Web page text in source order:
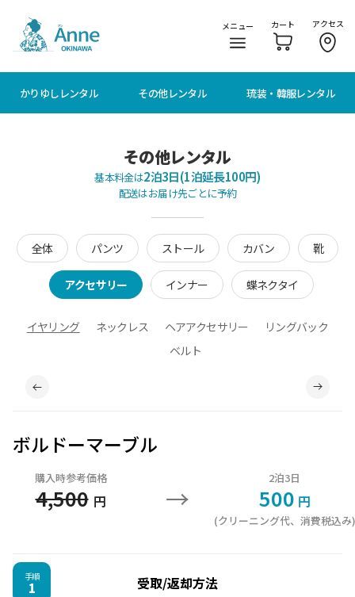
メニュー カート アクセス
かりゆしレンタル その他レンタル 琉装・韓服レンタル
その他レンタル
基本料金は2泊3日(1泊延長100円)
配送はお届け先ごとに予約
全体 パンツ ストール カバン 靴
アクセサリー インナー 蝶ネクタイ
イヤリング ネックレス ヘアアクセサリー
リングバック
ベルト
ボルドーマーブル
購入時参考価格
4,500 円 →
2泊3日
500 円
(クリーニング代、消費税込み)
手順
1 受取/返却方法